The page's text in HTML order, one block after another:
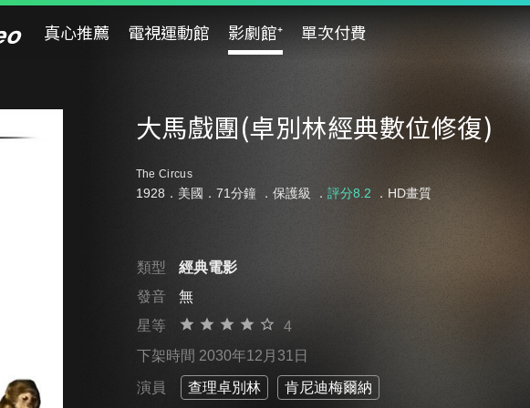
真心推薦 電視運動館 影劇館⁺ 單次付費
大馬戲團(卓別林經典數位修復)
The Circus
1928．美國．71分鐘 ． 保護級 ． 評分8.2 ．HD畫質
類型
經典電影
發音
無
星等
4
下架時間 2030年12月31日
演員 查理卓別林 肯尼迪梅爾納